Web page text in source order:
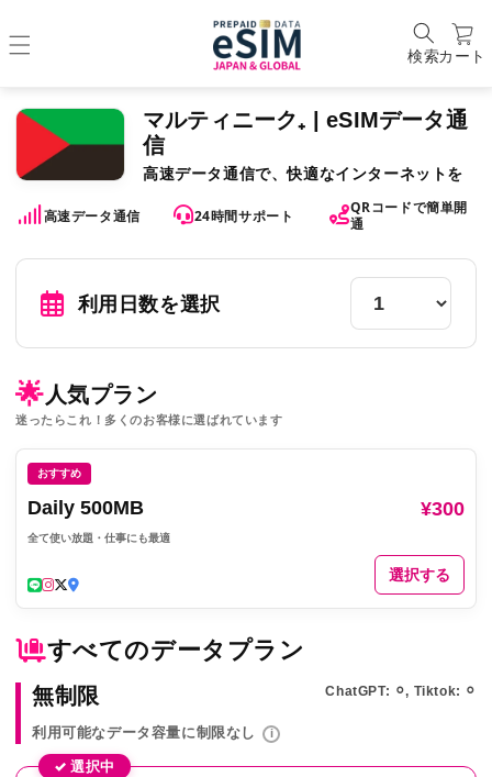
検索カート
マルティニーク₊ | eSIMデータ通
信
高速データ通信で、快適なインターネットを
高速データ通信 24時間サポート
QRコードで簡単開
通
利用日数を選択
🌟 人気プラン
迷ったらこれ！多くのお客様に選ばれています
おすすめ
Daily 500MB
全て使い放題・仕事にも最適
¥300
選択する
すべてのデータプラン
無制限 ChatGPT: ⚪︎, Tiktok: ⚪︎
利用可能なデータ容量に制限なし i
✓ 選択中